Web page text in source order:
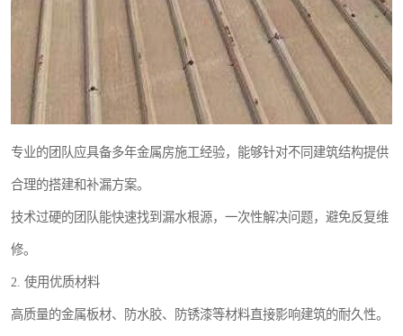
专业的团队应具备多年金属房施工经验，能够针对不同建筑结构提供
合理的搭建和补漏方案。
技术过硬的团队能快速找到漏水根源，一次性解决问题，避免反复维
修。
2. 使用优质材料
高质量的金属板材、防水胶、防锈漆等材料直接影响建筑的耐久性。